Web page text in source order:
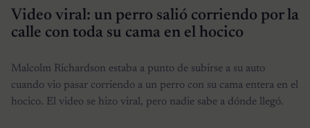
Video viral: un perro salió corriendo por la
calle con toda su cama en el hocico
Malcolm Richardson estaba a punto de subirse a su auto
cuando vio pasar corriendo a un perro con su cama entera en el
hocico. El video se hizo viral, pero nadie sabe a dónde llegó.